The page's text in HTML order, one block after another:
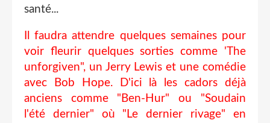
santé...
Il faudra attendre quelques semaines pour
voir fleurir quelques sorties comme 'The
unforgiven", un Jerry Lewis et une comédie
avec Bob Hope. D'ici là les cadors déjà
anciens comme "Ben-Hur" ou "Soudain
l'été dernier" où "Le dernier rivage" en